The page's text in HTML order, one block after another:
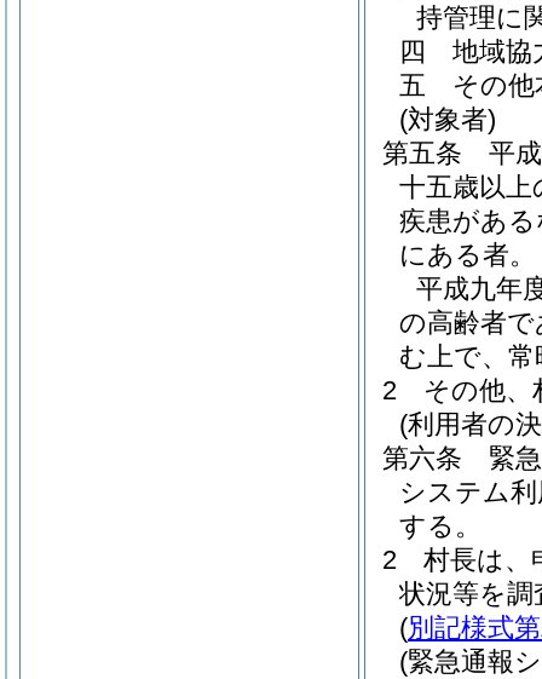
持管理に
四
地域協
五
その
(対象者)
第五条
平
十五歳以
疾患があ
にある者。
平成九年
の高齢者
む上で、
2
その他、
(利用者の
第六条
緊
システム
する。
2
村長は、
状況等を
(別記様式
(緊急通報